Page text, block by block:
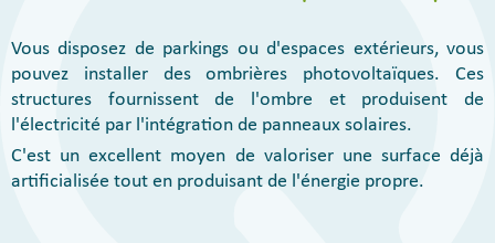
Vous disposez de parkings ou d'espaces extérieurs, vous
pouvez installer des ombrières photovoltaïques. Ces
structures fournissent de l'ombre et produisent de
l'électricité par l'intégration de panneaux solaires.
C'est un excellent moyen de valoriser une surface déjà
artificialisée tout en produisant de l'énergie propre.